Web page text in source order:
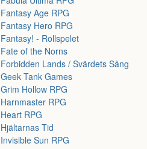
Fantasy Age RPG
Fantasy Hero RPG
Fantasy! - Rollspelet
Fate of the Norns
Forbidden Lands / Svärdets Sång
Geek Tank Games
Grim Hollow RPG
Harnmaster RPG
Heart RPG
Hjältarnas Tid
Invisible Sun RPG